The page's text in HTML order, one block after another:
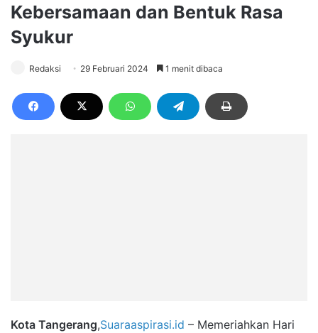
Kebersamaan dan Bentuk Rasa
Syukur
Redaksi 29 Februari 2024 1 menit dibaca
Kota Tangerang,Suaraaspirasi.id – Memeriahkan Hari